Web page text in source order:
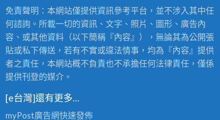
商
，
頂
級
老
茶
批
發
山
茶
王
級
的
極
品
免責聲明：本網站僅提供資訊參考平台，並不涉入其中任
何諮詢。所載一切的資訊、文字、照片、圖形、廣告內
容、或其他資料（以下簡稱『內容』），無論其為公開張
貼或私下傳送，若有不實或違法情事，均為『內容』提供
者之責任，本網站概不負責也不承擔任何法律責任，僅係
提供刊登的媒介。
[e台灣]還有更多…
myPost廣告網快速發佈